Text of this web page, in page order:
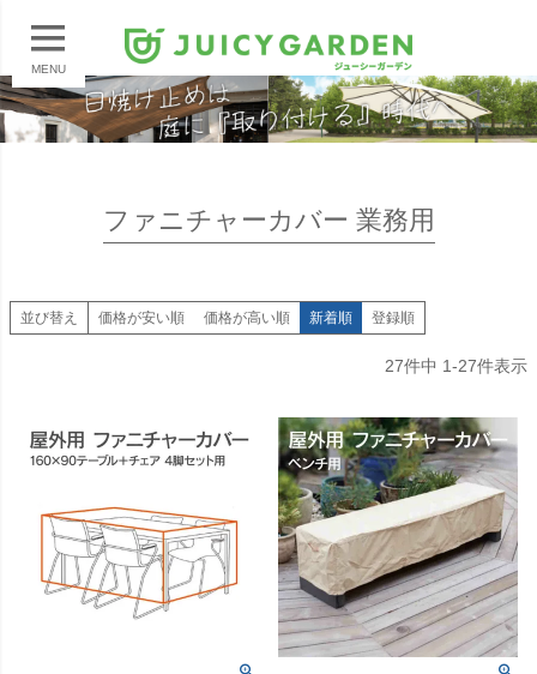
MENU
ファニチャーカバー 業務用
並び替え 価格が安い順 価格が高い順 新着順 登録順
27件中 1-27件表示